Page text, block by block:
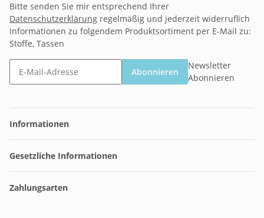
Bitte senden Sie mir entsprechend Ihrer
Datenschutzerklärung regelmäßig und jederzeit widerruflich
Informationen zu folgendem Produktsortiment per E-Mail zu:
Stoffe, Tassen
Abonnieren
Newsletter
Abonnieren
Informationen
Gesetzliche Informationen
Zahlungsarten